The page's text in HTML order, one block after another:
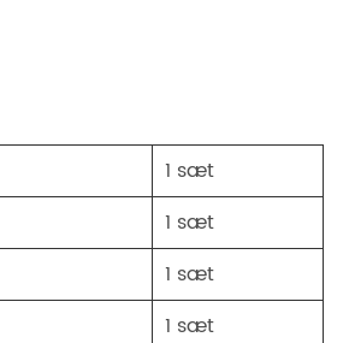
1 sæt
1 sæt
1 sæt
1 sæt